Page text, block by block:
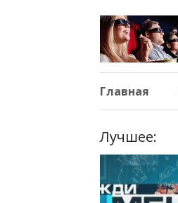
Главная
Лучшее: